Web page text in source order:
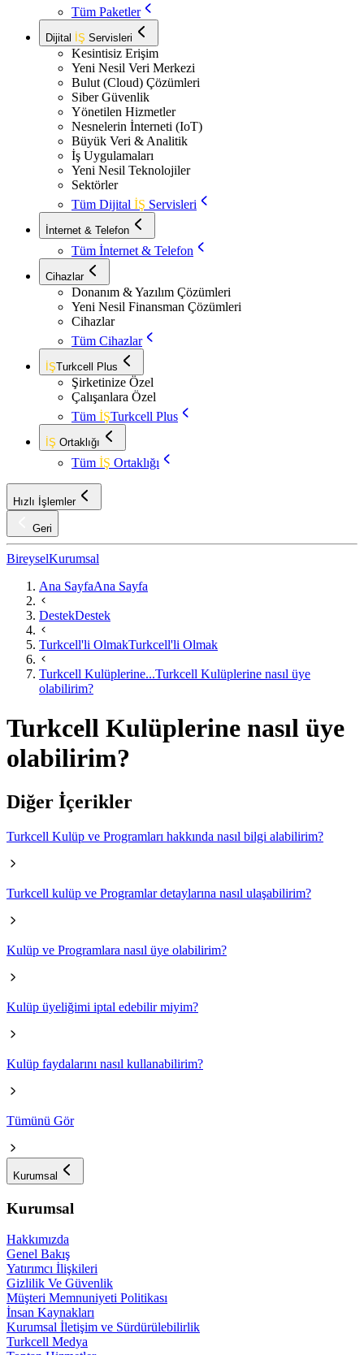
Tüm Paketler
Dijital İŞ Servisleri
Kesintisiz Erişim
Yeni Nesil Veri Merkezi
Bulut (Cloud) Çözümleri
Siber Güvenlik
Yönetilen Hizmetler
Nesnelerin İnterneti (IoT)
Büyük Veri & Analitik
İş Uygulamaları
Yeni Nesil Teknolojiler
Sektörler
Tüm Dijital İŞ Servisleri
İnternet & Telefon
Tüm İnternet & Telefon
Cihazlar
Donanım & Yazılım Çözümleri
Yeni Nesil Finansman Çözümleri
Cihazlar
Tüm Cihazlar
İŞTurkcell Plus
Şirketinize Özel
Çalışanlara Özel
Tüm İŞTurkcell Plus
İŞ Ortaklığı
Tüm İŞ Ortaklığı
Hızlı İşlemler
Geri
BireyselKurumsal
Ana SayfaAna Sayfa
DestekDestek
Turkcell'li OlmakTurkcell'li Olmak
Turkcell Kulüplerine...Turkcell Kulüplerine nasıl üye
olabilirim?
Turkcell Kulüplerine nasıl üye
olabilirim?
Diğer İçerikler
Turkcell Kulüp ve Programları hakkında nasıl bilgi alabilirim?
Turkcell kulüp ve Programlar detaylarına nasıl ulaşabilirim?
Kulüp ve Programlara nasıl üye olabilirim?
Kulüp üyeliğimi iptal edebilir miyim?
Kulüp faydalarını nasıl kullanabilirim?
Tümünü Gör
Kurumsal
Kurumsal
Hakkımızda
Genel Bakış
Yatırımcı İlişkileri
Gizlilik Ve Güvenlik
Müşteri Memnuniyeti Politikası
İnsan Kaynakları
Kurumsal İletişim ve Sürdürülebilirlik
Turkcell Medya